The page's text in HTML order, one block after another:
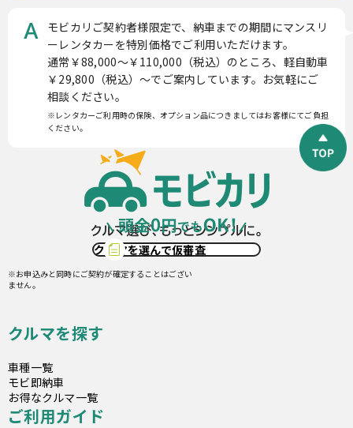
A
モビカリご契約者様限定で、納車までの期間にマンスリ
ーレンタカーを特別価格でご利用いただけます。
通常￥88,000〜￥110,000（税込）のところ、軽自動車
￥29,800（税込）〜でご案内しています。お気軽にご
相談ください。
※レンタカーご利用時の保険、オプション品につきましてはお客様にてご負担
ください。
クルマを選んで仮審査
※お申込みと同時にご契約が確定することはござい
ません。
クルマを探す
車種一覧
モビ即納車
お得なクルマ一覧
ご利用ガイド